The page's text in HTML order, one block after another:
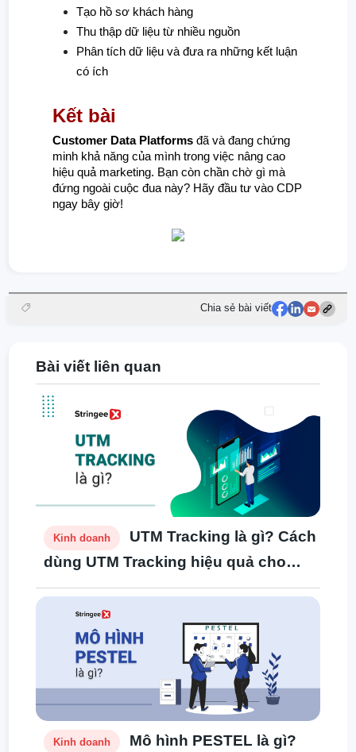
Tạo hồ sơ khách hàng
Thu thập dữ liệu từ nhiều nguồn
Phân tích dữ liệu và đưa ra những kết luận
có ích
Kết bài
Customer Data Platformsđã và đang chứng
minh khả năng của mình trong việc nâng cao
hiệu quả marketing. Bạn còn chần chờ gì mà
đứng ngoài cuộc đua này? Hãy đầu tư vào CDP
ngay bây giờ!
Chia sẻ bài viết
Bài viết liên quan
Kinh doanh
UTM Tracking là gì? Cách
dùng UTM Tracking hiệu quả cho
chiến dịch digital marketing
Kinh doanh
Mô hình PESTEL là gì?